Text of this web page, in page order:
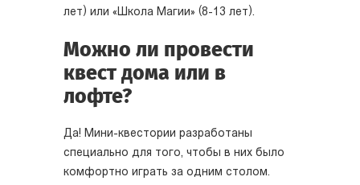
лет) или «Школа Магии» (8-13 лет).
Можно ли провести
квест дома или в
лофте?
Да! Мини-квестории разработаны
специально для того, чтобы в них было
комфортно играть за одним столом.